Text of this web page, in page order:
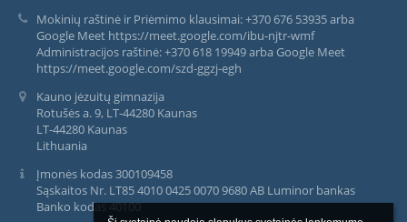
Mokinių raštinė ir Priėmimo klausimai: +370 676 53935 arba
Google Meet https://meet.google.com/ibu-njtr-wmf
Administracijos raštinė: +370 618 19949 arba Google Meet
https://meet.google.com/szd-ggzj-egh
Kauno jėzuitų gimnazija
Rotušės a. 9, LT-44280 Kaunas
LT-44280 Kaunas
Lithuania
Įmonės kodas 300109458
Sąskaitos Nr. LT85 4010 0425 0070 9680 AB Luminor bankas
Banko kodas 40100